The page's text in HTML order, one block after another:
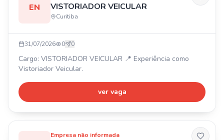
EN VISTORIADOR VEICULAR
Curitiba
31/07/2026 0 0
Cargo: VISTORIADOR VEICULAR 📍 Experiência como
Vistoriador Veicular.
ver vaga
Empresa não informada